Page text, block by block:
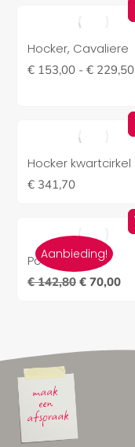
Hocker, Cavaliere
€ 153,00 - € 229,50
Hocker kwartcirkel
€ 341,70
Aanbieding!
Poef actie
€142,80 € 70,00